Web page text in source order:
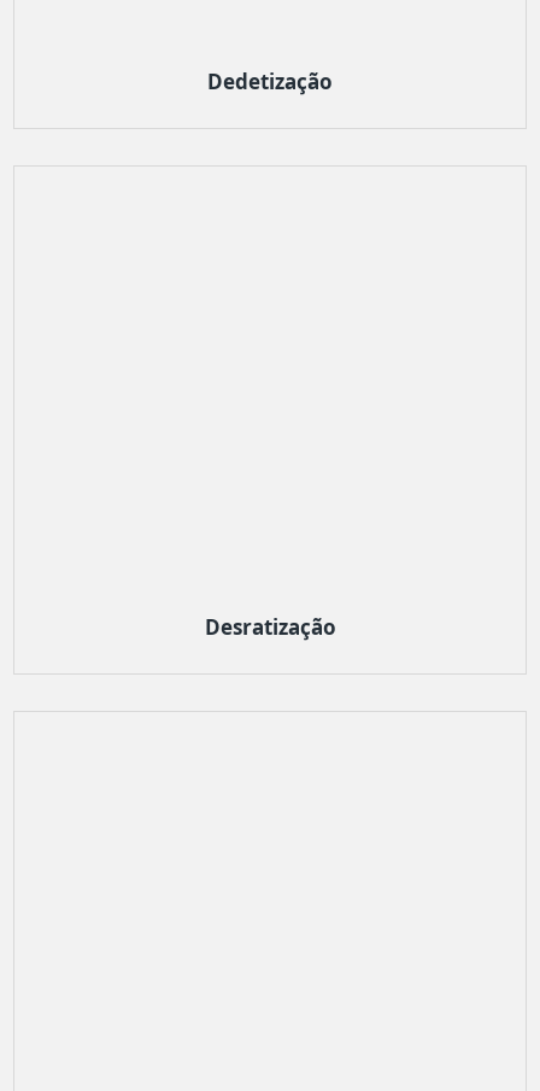
Dedetização
Desratização